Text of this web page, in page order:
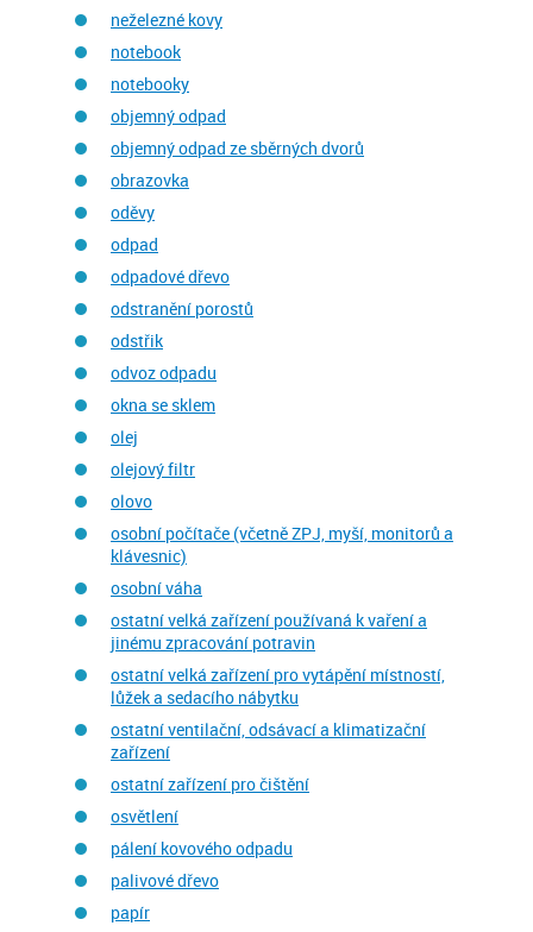
neželezné kovy
notebook
notebooky
objemný odpad
objemný odpad ze sběrných dvorů
obrazovka
oděvy
odpad
odpadové dřevo
odstranění porostů
odstřik
odvoz odpadu
okna se sklem
olej
olejový filtr
olovo
osobní počítače (včetně ZPJ, myší, monitorů a
klávesnic)
osobní váha
ostatní velká zařízení používaná k vaření a
jinému zpracování potravin
ostatní velká zařízení pro vytápění místností,
lůžek a sedacího nábytku
ostatní ventilační, odsávací a klimatizační
zařízení
ostatní zařízení pro čištění
osvětlení
pálení kovového odpadu
palivové dřevo
papír